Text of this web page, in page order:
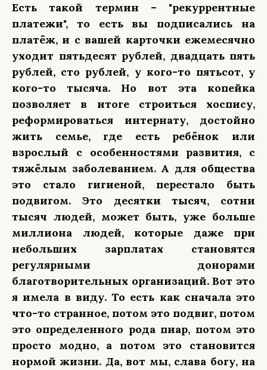
Есть такой термин – "рекуррентные
платежи", то есть вы подписались на
платёж, и с вашей карточки ежемесячно
уходит пятьдесят рублей, двадцать пять
рублей, сто рублей, у кого-то пятьсот, у
кого-то тысяча. Но вот эта копейка
позволяет в итоге строиться хоспису,
реформироваться интернату, достойно
жить семье, где есть ребёнок или
взрослый с особенностями развития, с
тяжёлым заболеванием. А для общества
это стало гигиеной, перестало быть
подвигом. Это десятки тысяч, сотни
тысяч людей, может быть, уже больше
миллиона людей, которые даже при
небольших зарплатах становятся
регулярными донорами
благотворительных организаций. Вот это
я имела в виду. То есть как сначала это
что-то странное, потом это подвиг, потом
это определенного рода пиар, потом это
просто модно, а потом это становится
нормой жизни. Да, вот мы, слава богу, на